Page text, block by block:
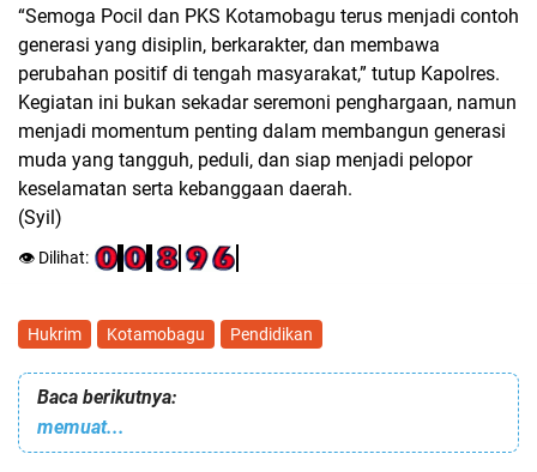
“Semoga Pocil dan PKS Kotamobagu terus menjadi contoh
generasi yang disiplin, berkarakter, dan membawa
perubahan positif di tengah masyarakat,” tutup Kapolres.
Kegiatan ini bukan sekadar seremoni penghargaan, namun
menjadi momentum penting dalam membangun generasi
muda yang tangguh, peduli, dan siap menjadi pelopor
keselamatan serta kebanggaan daerah.
(Syil)
👁️ Dilihat:
Hukrim Kotamobagu Pendidikan
Baca berikutnya:
memuat...